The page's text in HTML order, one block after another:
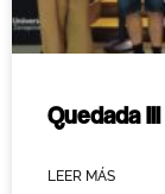
Quedada
LEER MÁS